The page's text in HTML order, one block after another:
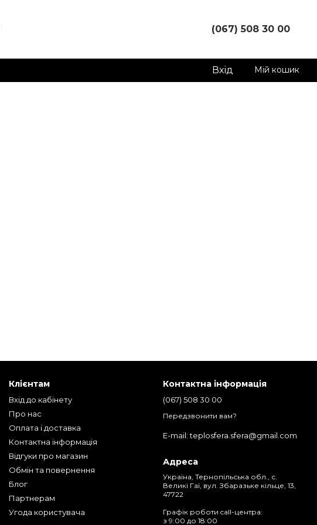
(067) 508 30 00
Вхід Мій кошик
Клієнтам
Вхід до кабінету
Про нас
Оплата і доставка
Контактна інформація
Відгуки про магазин
Обмін та повернення
Блог
Партнерам
Угода користувача
Контактна інформація
(067) 508 30 00
Передзвонити вам?
E-mail: teplosfera.sfera@gmail.com
Адреса
Україна, Тернопільська обл., с.
Великі Гаї, вул. Збаразьке кільце, 13,
47722
Графік роботи call-центра:
з 9:00 до 18:00